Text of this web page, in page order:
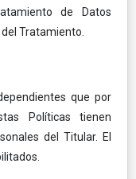
de Datos
Tratamiento.
que por
Políticas tienen
del Titular. El